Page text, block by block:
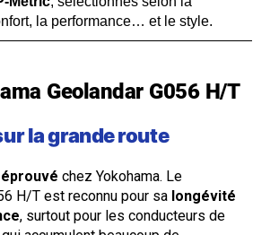
la performance… et le style.
Geolandar G056 H/T
la grande route
chez Yokohama. Le
H/T est reconnu pour sa longévité
, surtout pour les conducteurs de